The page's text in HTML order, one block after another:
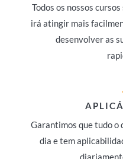
Todos os nossos
irá atingir mais
desenvolver as
Garantimos que tudo o
dia e tem